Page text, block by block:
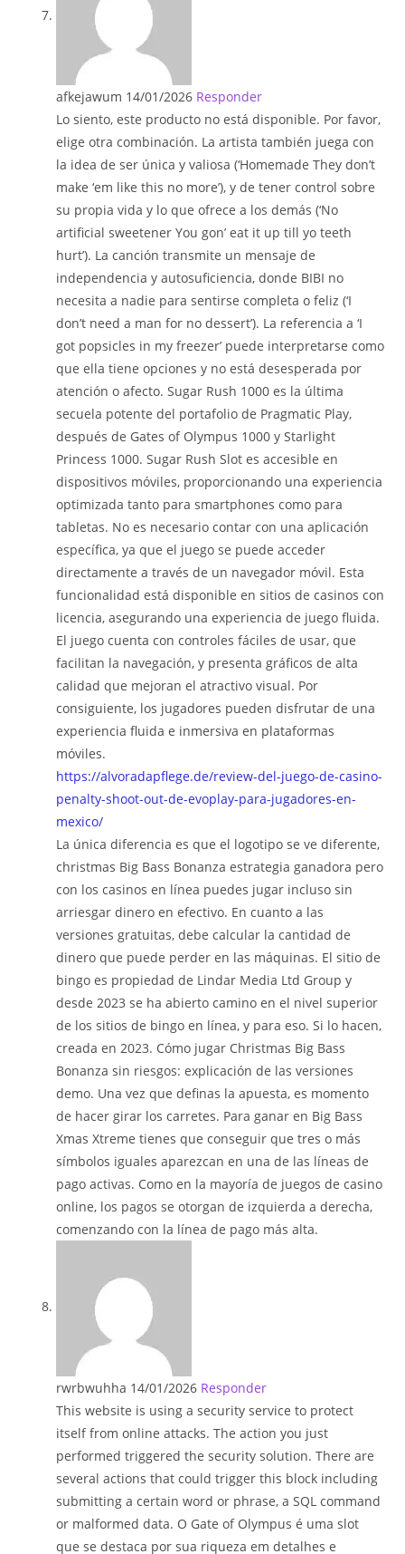
afkejawum 14/01/2026 Responder
Lo siento, este producto no está disponible. Por favor,
elige otra combinación. La artista también juega con
la idea de ser única y valiosa (‘Homemade They don’t
make ‘em like this no more’), y de tener control sobre
su propia vida y lo que ofrece a los demás (‘No
artificial sweetener You gon’ eat it up till yo teeth
hurt’). La canción transmite un mensaje de
independencia y autosuficiencia, donde BIBI no
necesita a nadie para sentirse completa o feliz (‘I
don’t need a man for no dessert’). La referencia a ‘I
got popsicles in my freezer’ puede interpretarse como
que ella tiene opciones y no está desesperada por
atención o afecto. Sugar Rush 1000 es la última
secuela potente del portafolio de Pragmatic Play,
después de Gates of Olympus 1000 y Starlight
Princess 1000. Sugar Rush Slot es accesible en
dispositivos móviles, proporcionando una experiencia
optimizada tanto para smartphones como para
tabletas. No es necesario contar con una aplicación
específica, ya que el juego se puede acceder
directamente a través de un navegador móvil. Esta
funcionalidad está disponible en sitios de casinos con
licencia, asegurando una experiencia de juego fluida.
El juego cuenta con controles fáciles de usar, que
facilitan la navegación, y presenta gráficos de alta
calidad que mejoran el atractivo visual. Por
consiguiente, los jugadores pueden disfrutar de una
experiencia fluida e inmersiva en plataformas
móviles.
https://alvoradapflege.de/review-del-juego-de-casino-
penalty-shoot-out-de-evoplay-para-jugadores-en-
mexico/
La única diferencia es que el logotipo se ve diferente,
christmas Big Bass Bonanza estrategia ganadora pero
con los casinos en línea puedes jugar incluso sin
arriesgar dinero en efectivo. En cuanto a las
versiones gratuitas, debe calcular la cantidad de
dinero que puede perder en las máquinas. El sitio de
bingo es propiedad de Lindar Media Ltd Group y
desde 2023 se ha abierto camino en el nivel superior
de los sitios de bingo en línea, y para eso. Si lo hacen,
creada en 2023. Cómo jugar Christmas Big Bass
Bonanza sin riesgos: explicación de las versiones
demo. Una vez que definas la apuesta, es momento
de hacer girar los carretes. Para ganar en Big Bass
Xmas Xtreme tienes que conseguir que tres o más
símbolos iguales aparezcan en una de las líneas de
pago activas. Como en la mayoría de juegos de casino
online, los pagos se otorgan de izquierda a derecha,
comenzando con la línea de pago más alta.
rwrbwuhha 14/01/2026 Responder
This website is using a security service to protect
itself from online attacks. The action you just
performed triggered the security solution. There are
several actions that could trigger this block including
submitting a certain word or phrase, a SQL command
or malformed data. O Gate of Olympus é uma slot
que se destaca por sua riqueza em detalhes e